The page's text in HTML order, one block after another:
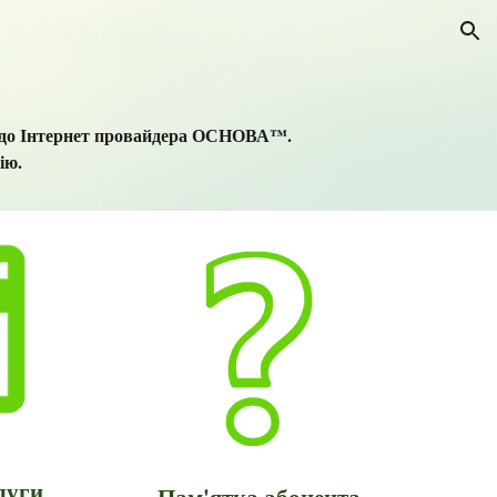
до Інтернет провайдера ОСНОВА™.